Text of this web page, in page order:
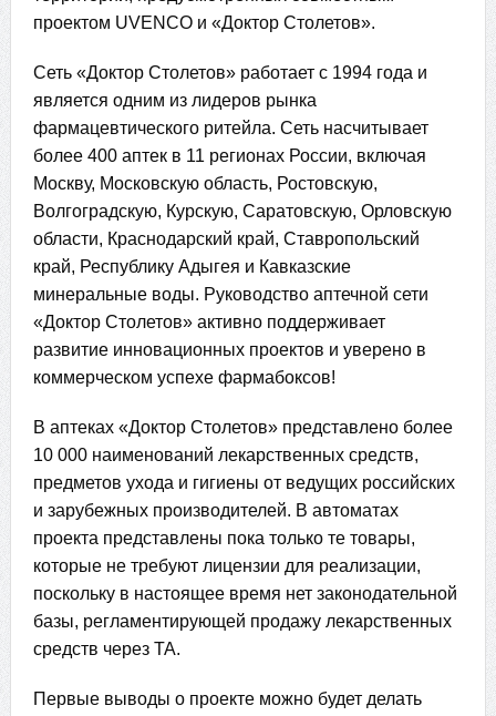
проектом UVENCO и «Доктор Столетов».
Сеть «Доктор Столетов» работает с 1994 года и
является одним из лидеров рынка
фармацевтического ритейла. Сеть насчитывает
более 400 аптек в 11 регионах России, включая
Москву, Московскую область, Ростовскую,
Волгоградскую, Курскую, Саратовскую, Орловскую
области, Краснодарский край, Ставропольский
край, Республику Адыгея и Кавказские
минеральные воды. Руководство аптечной сети
«Доктор Столетов» активно поддерживает
развитие инновационных проектов и уверено в
коммерческом успехе фармабоксов!
В аптеках «Доктор Столетов» представлено более
10 000 наименований лекарственных средств,
предметов ухода и гигиены от ведущих российских
и зарубежных производителей. В автоматах
проекта представлены пока только те товары,
которые не требуют лицензии для реализации,
поскольку в настоящее время нет законодательной
базы, регламентирующей продажу лекарственных
средств через ТА.
Первые выводы о проекте можно будет делать